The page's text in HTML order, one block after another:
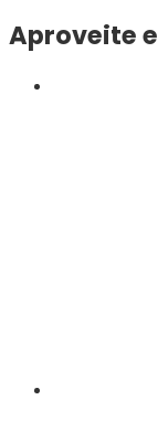
Aproveite